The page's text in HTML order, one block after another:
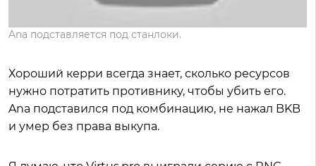
Ana подставляется под станлоки.
Хороший керри всегда знает, сколько ресурсов
нужно потратить противнику, чтобы убить его.
Ana подставился под комбинацию, не нажал BKB
и умер без права выкупа.